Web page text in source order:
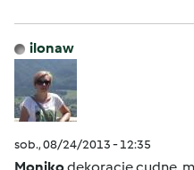
ilonaw
sob., 08/24/2013 - 12:35